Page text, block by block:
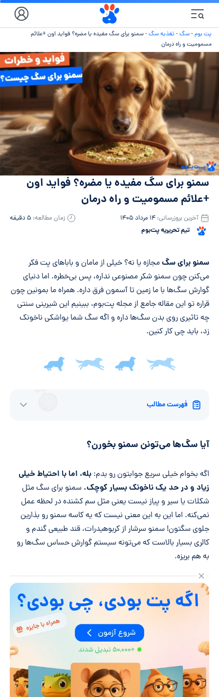
پت بوم-سگ- تغذیه سگ-سمنو برای سگ مفیده یا مضره؟ فواید اون +علائم
مسمومیت و راه درمان
سمنو برای سگ مفیده یا مضره؟ فواید اون
+علائم مسمومیت و راه درمان
تیم تحریریه پت‌بوم
آخرین بروزرسانی: ۱۴ مرداد ۱۴۰۵ زمان مطالعه: ۵ دقیقه
خلاصه مقاله
سمنو برای سگمجازه یا نه؟ خیلی از مامان و باباهای پت فکر
می‌کنن چون سمنو شکر مصنوعی نداره، پس بی‌خطره. اما دنیای
گوارش سگ‌ها با ما زمین تا آسمون فرق داره. همراه ما بمونین چون
قراره تو این مقاله جامع از مجله پت‌بوم، ببینیم این شیرینی سنتی
چه تاثیری روی بدن سگ‌ها داره و اگه سگ شما یواشکی ناخونک
زد، باید چی کار کنین.
فهرست مطالب
آیا سگ‌ها می‌تونن سمنو بخورن؟
اگه بخوام خیلی سریع جوابتون رو بدم: بله، اما با احتیاط خیلی
زیاد و در حد یک ناخونک بسیار کوچک. سمنو برای سگ مثل
شکلات یا سیر و پیاز نیست یعنی مثل سم کشنده در لحظه عمل
نمی‌کنه. اما این به این معنی نیست که یه کاسه سمنو رو بذارین
جلوی سگتون! سمنو سرشار از کربوهیدرات، قند طبیعی گندم و
کالری بسیار بالاست که می‌تونه سیستم گوارش حساس سگ‌ها رو
به هم بریزه.